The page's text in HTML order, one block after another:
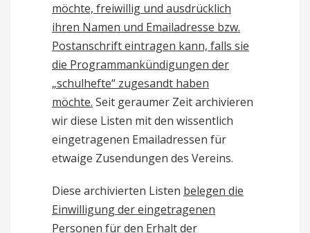
möchte, freiwillig und ausdrücklich
ihren Namen und Emailadresse bzw.
Postanschrift eintragen kann, falls sie
die Programmankündigungen der
„schulhefte“ zugesandt haben
möchte. Seit geraumer Zeit archivieren
wir diese Listen mit den wissentlich
eingetragenen Emailadressen für
etwaige Zusendungen des Vereins.
Diese archivierten Listen belegen die
Einwilligung der eingetragenen
Personen für den Erhalt der